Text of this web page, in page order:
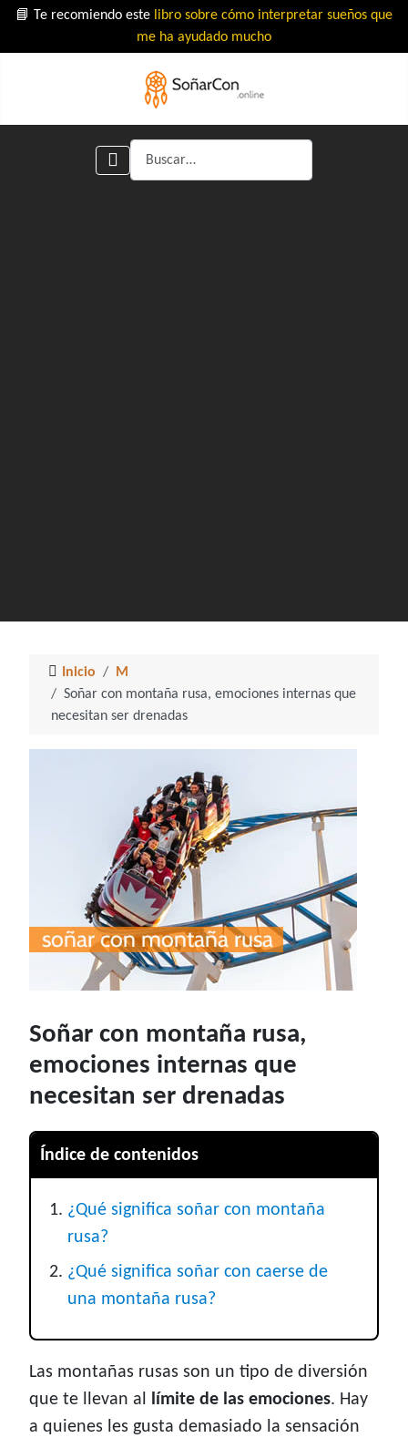
📘 Te recomiendo este libro sobre cómo interpretar sueños que
me ha ayudado mucho
Buscar
Inicio
M
Soñar con montaña rusa, emociones internas que
necesitan ser drenadas
Soñar con montaña rusa,
emociones internas que
necesitan ser drenadas
Índice de contenidos
¿Qué significa soñar con montaña
rusa?
¿Qué significa soñar con caerse de
una montaña rusa?
Las montañas rusas son un tipo de diversión
que te llevan al límite de las emociones. Hay
a quienes les gusta demasiado la sensación